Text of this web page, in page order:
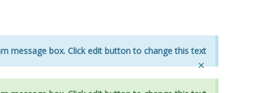
message box. Click edit button to change this text.
×